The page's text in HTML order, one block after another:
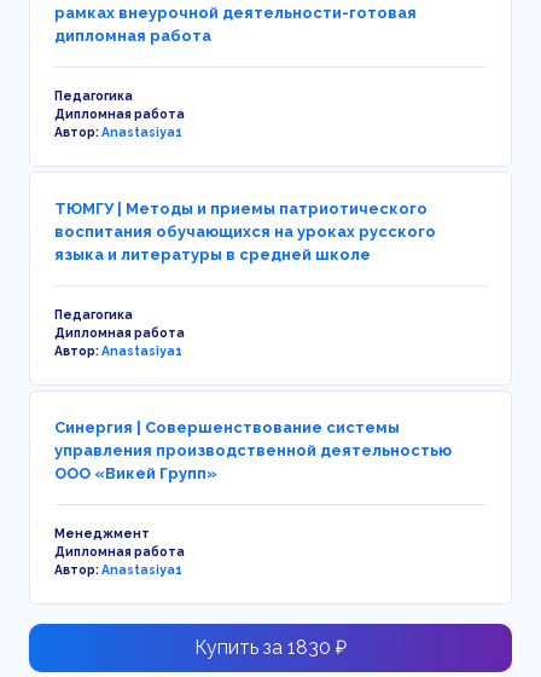
рамках внеурочной деятельности-готовая
дипломная работа
Педагогика
Дипломная работа
Автор:Anastasiya1
ТЮМГУ | Методы и приемы патриотического
воспитания обучающихся на уроках русского
языка и литературы в средней школе
Педагогика
Дипломная работа
Автор:Anastasiya1
Синергия | Совершенствование системы
управления производственной деятельностью
ООО «Викей Групп»
Менеджмент
Дипломная работа
Автор:Anastasiya1
Купить за 1830 ₽